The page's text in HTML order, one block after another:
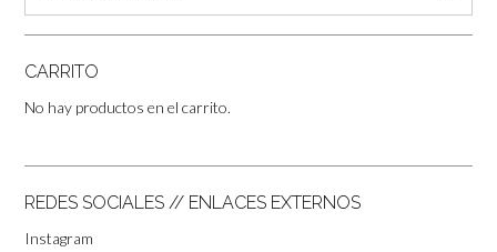
CARRITO
No hay productos en el carrito.
REDES SOCIALES // ENLACES EXTERNOS
Instagram